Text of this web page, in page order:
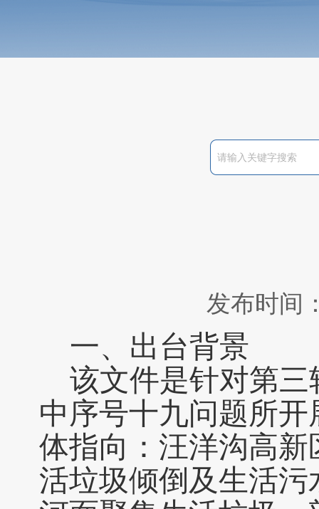
发布时间
一、出台背景
该文件是针对第
中序号十九问题所
体指向：汪洋沟高
活垃圾倾倒及生活